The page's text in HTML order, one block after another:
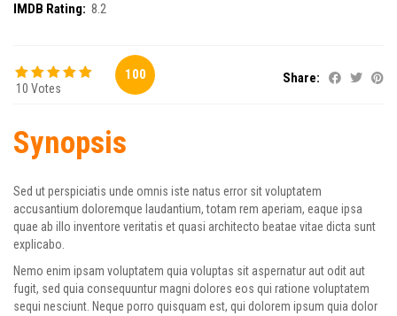
IMDB Rating: 8.2
10 Votes
100 Share:
Synopsis
Sed ut perspiciatis unde omnis iste natus error sit voluptatem
accusantium doloremque laudantium, totam rem aperiam, eaque ipsa
quae ab illo inventore veritatis et quasi architecto beatae vitae dicta sunt
explicabo.
Nemo enim ipsam voluptatem quia voluptas sit aspernatur aut odit aut
fugit, sed quia consequuntur magni dolores eos qui ratione voluptatem
sequi nesciunt. Neque porro quisquam est, qui dolorem ipsum quia dolor